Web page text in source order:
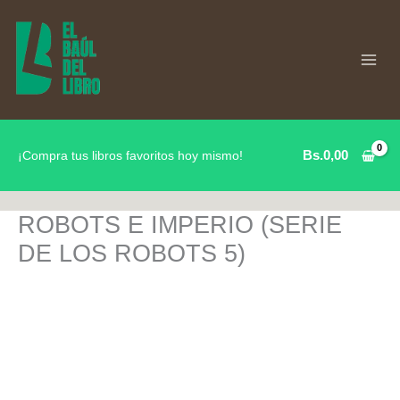
contenido
¡Compra tus libros favoritos hoy mismo! Bs.0,00
ROBOTS E IMPERIO (SERIE
DE LOS ROBOTS 5)